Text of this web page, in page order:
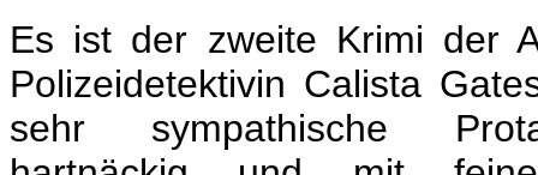
Es ist der zweite Krimi der
Polizeidetektivin Calista
sehr sympathische